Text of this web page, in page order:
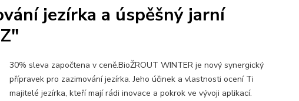
jezírka a úspěšný jarní
30% sleva započtena v ceně.BioŽROUT WINTER je nový synergický
přípravek pro zazimování jezírka. Jeho účinek a vlastnosti ocení Ti
majitelé jezírka, kteří mají rádi inovace a pokrok ve vývoji aplikací.